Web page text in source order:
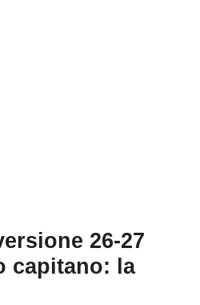
26-27
capitano: la